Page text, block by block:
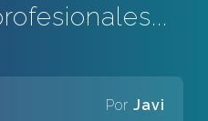
Por Javi